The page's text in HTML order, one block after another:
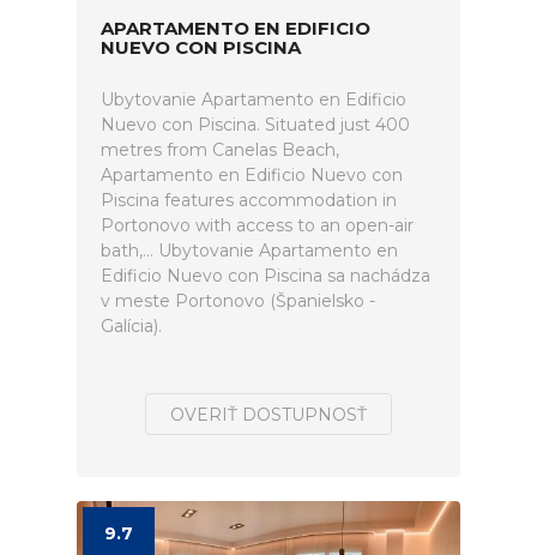
APARTAMENTO EN EDIFICIO
NUEVO CON PISCINA
Ubytovanie Apartamento en Edificio
Nuevo con Piscina. Situated just 400
metres from Canelas Beach,
Apartamento en Edificio Nuevo con
Piscina features accommodation in
Portonovo with access to an open-air
bath,... Ubytovanie Apartamento en
Edificio Nuevo con Piscina sa nachádza
v meste Portonovo (Španielsko -
Galícia).
OVERIŤ DOSTUPNOSŤ
9.7